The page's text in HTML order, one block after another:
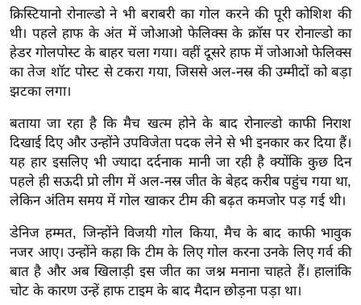
त
यं
ग
इं
डि
या
सा
हि
त्य
ज
ग
त
ऑ
टो
क्रिस्टियानो रोनाल्डो ने भी बराबरी का गोल करने की पूरी कोशिश की
थी। पहले हाफ के अंत में जोआओ फेलिक्स के क्रॉस पर रोनाल्डो का
हेडर गोलपोस्ट के बाहर चला गया। वहीं दूसरे हाफ में जोआओ फेलिक्स
का तेज शॉट पोस्ट से टकरा गया, जिससे अल-नस्र की उम्मीदों को बड़ा
झटका लगा।
बताया जा रहा है कि मैच खत्म होने के बाद रोनाल्डो काफी निराश
दिखाई दिए और उन्होंने उपविजेता पदक लेने से भी इनकार कर दिया हैं।
यह हार इसलिए भी ज्यादा दर्दनाक मानी जा रही है क्योंकि कुछ दिन
पहले ही सऊदी प्रो लीग में अल-नस्र जीत के बेहद करीब पहुंच गया था,
लेकिन अंतिम समय में गोल खाकर टीम की बढ़त कमजोर पड़ गई थी।
डेनिज हम्मत, जिन्होंने विजयी गोल किया, मैच के बाद काफी भावुक
नजर आए। उन्होंने कहा कि टीम के लिए गोल करना उनके लिए गर्व की
बात है और अब खिलाड़ी इस जीत का जश्न मनाना चाहते हैं। हालांकि
चोट के कारण उन्हें हाफ टाइम के बाद मैदान छोड़ना पड़ा था।